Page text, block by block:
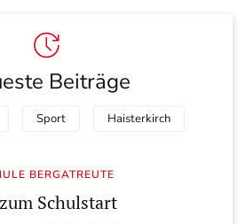
Beiträge
Sport Haisterkirch
BERGATREUTE
Schulstart